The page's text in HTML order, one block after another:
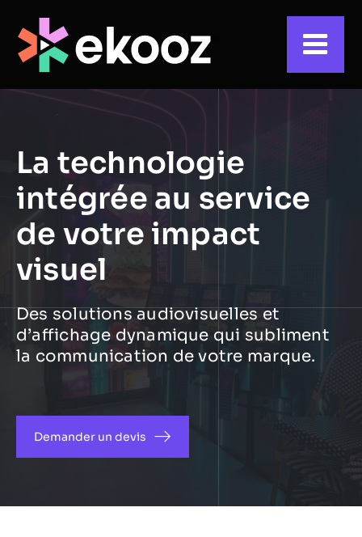
content
La technologie
intégrée au service
de votre impact
visuel
Des solutions audiovisuelles et
d’affichage dynamique qui subliment
la communication de votre marque.
Demander un devis